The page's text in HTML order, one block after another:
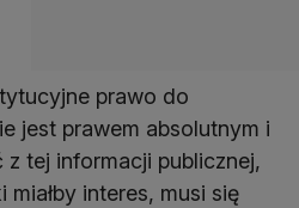
prawo do
jest prawem absolutnym i
tej informacji publicznej,
interes, musi się